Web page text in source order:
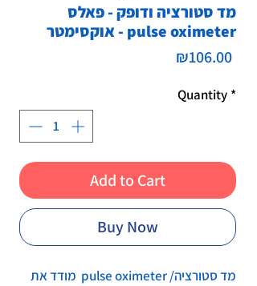
מד סטורציה ודופק - פאלס
אוקסימטר - pulse oximeter
₪106.00Price
Quantity *
Add to Cart
Buy Now
מד סטורציה/ pulse oximeter מודד את